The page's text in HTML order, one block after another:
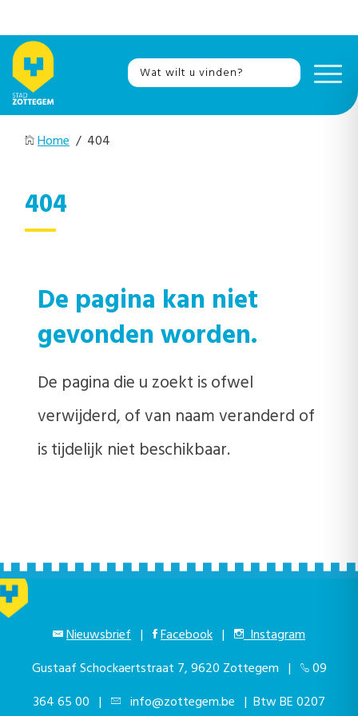
Home / 404
404
De pagina kan niet
gevonden worden.
De pagina die u zoekt is ofwel
verwijderd, of van naam veranderd of
is tijdelijk niet beschikbaar.
Nieuwsbrief | Facebook |
Instagram
Gustaaf Schockaertstraat 7, 9620 Zottegem |
09
364 65 00 | info@zottegem.be | Btw BE 0207